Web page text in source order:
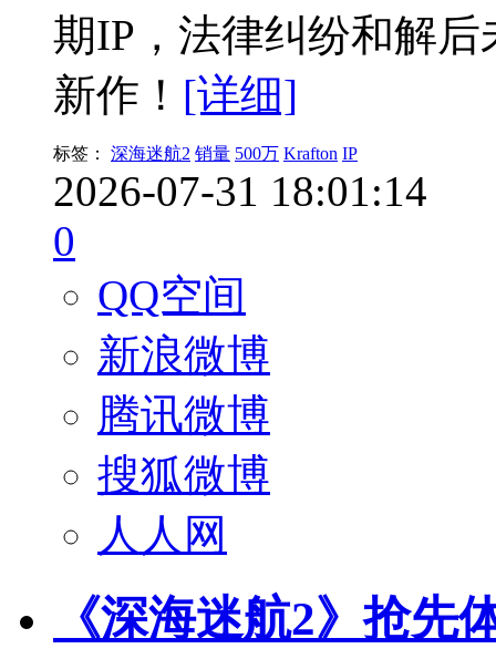
期IP，法律纠纷和解
新作！ [详细]
标签： 深海迷航2 销量 500万 Krafton IP
2026-07-31 18:01:14
0
QQ空间
新浪微博
腾讯微博
搜狐微博
人人网
《深海迷航2》抢先